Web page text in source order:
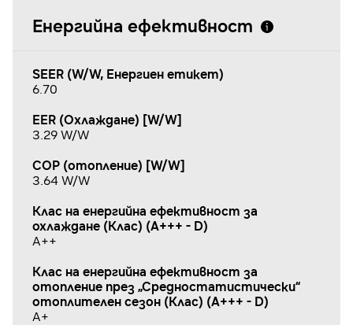
Енергийна ефективност
SEER (W/W, Енергиен етикет)
6.70
EER (Охлаждане) [W/W]
3.29 W/W
COP (отопление) [W/W]
3.64 W/W
Клас на енергийна ефективност за
охлаждане (Клас) (A+++ - D)
A++
Клас на енергийна ефективност за
отопление през „Средностатистически“
отоплителен сезон (Клас) (A+++ - D)
A+